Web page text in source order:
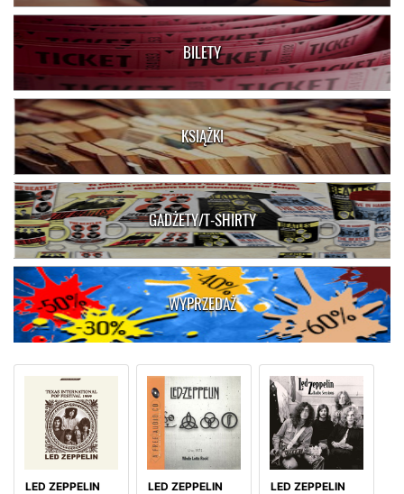
BILETY
KSIĄŻKI
GADŻETY/T-SHIRTY
WYPRZEDAŻ
LED ZEPPELIN
LED ZEPPELIN
LED ZEPPELIN